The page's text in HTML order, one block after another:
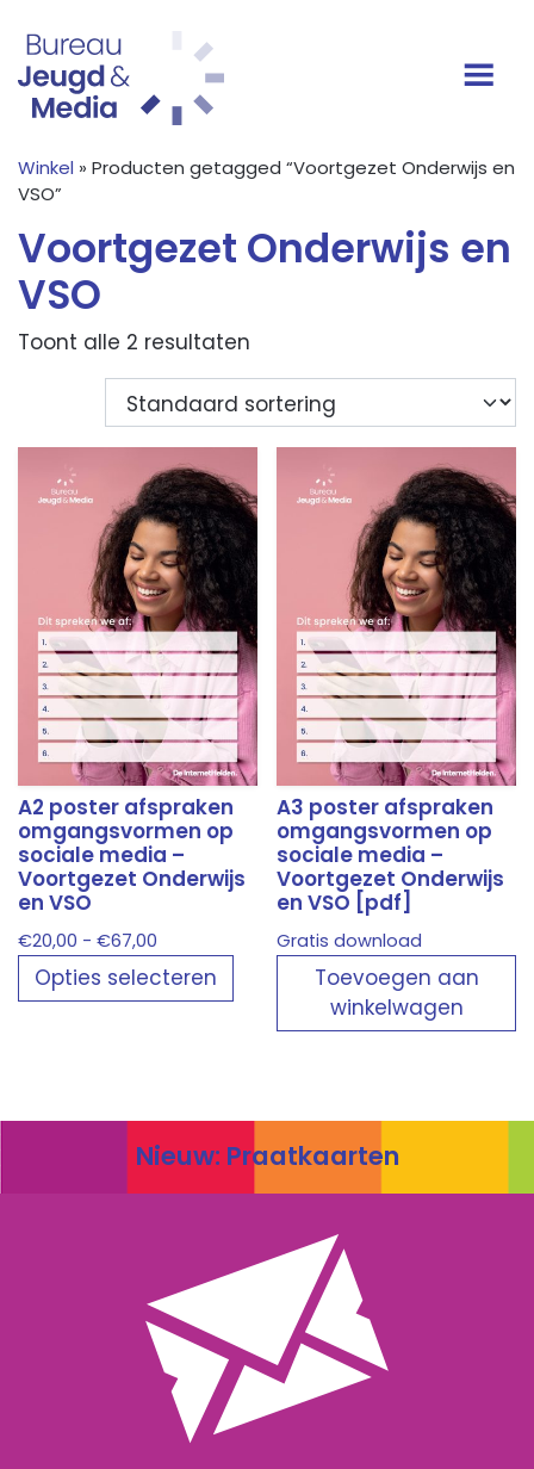
Hoofdnavigatie
Winkel » Producten getagged “Voortgezet Onderwijs en
VSO”
Voortgezet Onderwijs en
VSO
Toont alle 2 resultaten
A2 poster afspraken
omgangsvormen op
sociale media –
Voortgezet Onderwijs
en VSO
€20,00 - €67,00
€20,00
tot
Opties selecteren
productpagina
A3 poster afspraken
omgangsvormen op
sociale media –
Voortgezet Onderwijs
en VSO [pdf]
Gratis download
Toevoegen aan
winkelwagen
Nieuw: Praatkaarten